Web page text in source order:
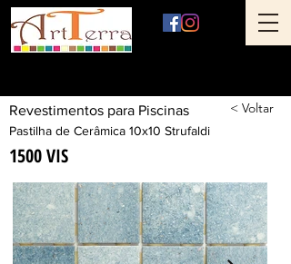
Revestimentos para Piscinas < Voltar
Pastilha de Cerâmica 10x10 Strufaldi
1500 VIS